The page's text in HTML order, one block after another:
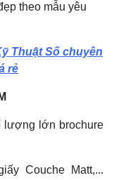
theo mẫu yêu
Thuật Số chuyên
rẻ
lượng lớn brochure
Couche Matt,...